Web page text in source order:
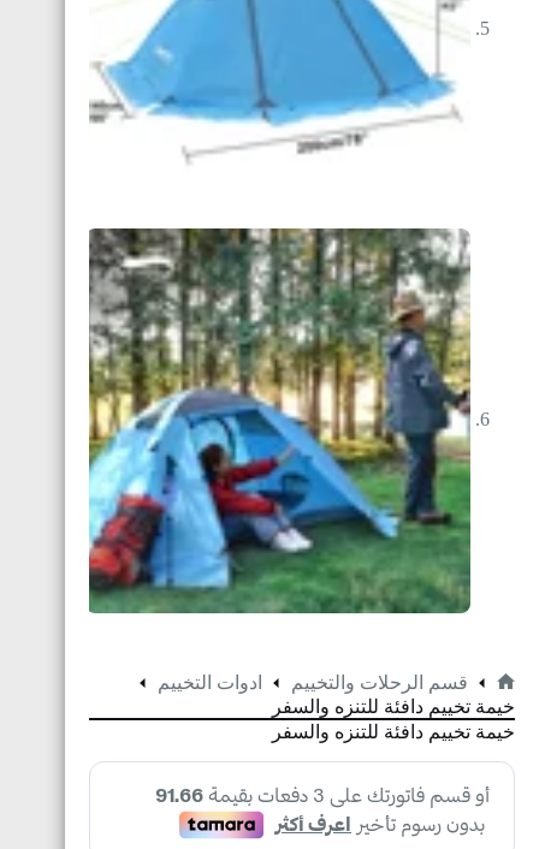
قسم الرحلات والتخييم
ادوات التخييم
خيمة تخييم دافئة للتنزه والسفر
خيمة تخييم دافئة للتنزه والسفر